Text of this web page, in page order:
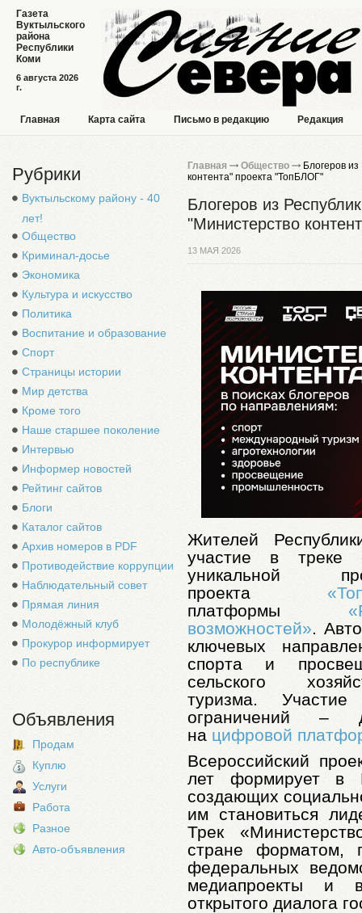
6 августа 2026
г.
Газета
Вуктыльского
района
Республики
Коми
Главная Карта сайта Письмо в редакцию Редакция
Рубрики
Вуктыльскому району - 40
лет!
Общество
Криминал-досье
Экономика
Культура и искусство
Политика
Воспитание и образование
Спорт
Страницы истории
Мир детства
Кроме того
Наше старшее поколение
Интервью
Информер новостей
Рейтинг сайтов
Блоги
Каталог сайтов
Архив номеров в PDF
Противодействие коррупции
Наблюдательный совет
Прямая линия
Молодёжный клуб
Прокурор информирует
По республике
Объявления
Продам
Куплю
Услуги
Работа
Разное
Авто-объявления
Главная Общество
Блогеров
контента" проекта "ТопБЛОГ"
Блогеров из
"Министерство
13 МАЯ 2026
Жителей
участие в треке
уникальной
проекта
платформы
возможностей» .
ключевых
спорта и
сельского
туризма.
ограничений –
на цифровой
Всероссийский
лет формирует в
создающих
им становиться
Трек
стране форматом,
федеральных
медиапроекты и
открытого диалога